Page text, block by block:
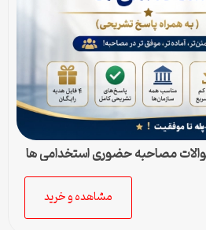
مصاحبه حضوری استخدامی ها
مشاهده و خرید